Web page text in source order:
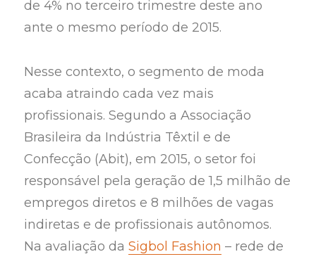
de 4% no terceiro trimestre deste ano
ante o mesmo período de 2015.
Nesse contexto, o segmento de moda
acaba atraindo cada vez mais
profissionais. Segundo a Associação
Brasileira da Indústria Têxtil e de
Confecção (Abit), em 2015, o setor foi
responsável pela geração de 1,5 milhão de
empregos diretos e 8 milhões de vagas
indiretas e de profissionais autônomos.
Na avaliação daSigbol Fashion – rede de